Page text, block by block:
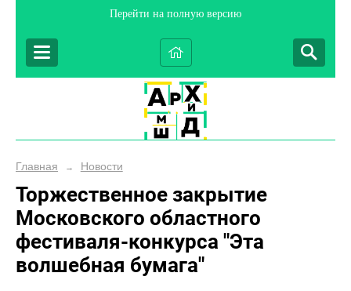
Перейти на полную версию
Главная → Новости
Торжественное закрытие
Московского областного
фестиваля-конкурса "Эта
волшебная бумага"